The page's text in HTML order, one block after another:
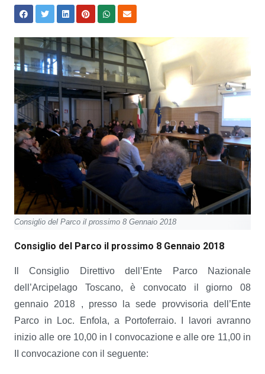
Consiglio del Parco il prossimo 8 Gennaio 2018
Consiglio del Parco il prossimo 8 Gennaio 2018
Il Consiglio Direttivo dell’Ente Parco Nazionale
dell’Arcipelago Toscano, è convocato il giorno 08
gennaio 2018 , presso la sede provvisoria dell’Ente
Parco in Loc. Enfola, a Portoferraio. I lavori avranno
inizio alle ore 10,00 in I convocazione e alle ore 11,00 in
II convocazione con il seguente: